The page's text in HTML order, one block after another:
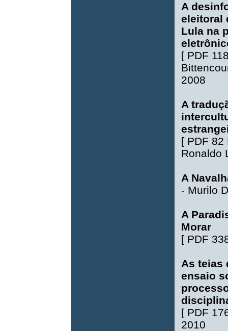
A
eleitoral
Lula na
[ PDF
2008
A
[ PDF 82
Ronaldo
A
- Murilo
A
Morar
[ PDF
As teias
ensaio
[ PDF
2010